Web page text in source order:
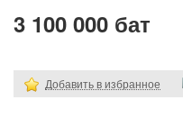
3 100 000 бат
Добавить в избранное